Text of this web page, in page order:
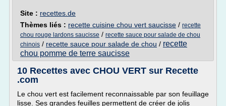
Site : recettes.de
Thèmes liés : recette cuisine chou vert saucisse / recette
chou rouge lardons saucisse / recette sauce pour salade de chou
chinois / recette sauce pour salade de chou / recette
chou pomme de terre saucisse
10 Recettes avec CHOU VERT sur Recette
.com
Le chou vert est facilement reconnaissable par son feuillage
lisse. Ses grandes feuilles permettent de créer de jolis